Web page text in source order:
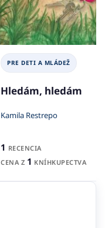
PRE DETI A MLÁDEŽ
Hledám, hledám
Kamila Restrepo
1 RECENCIA
CENA Z 1 KNÍHKUPECTVA